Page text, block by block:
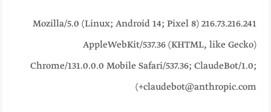
216.73.216.241 Mozilla/5.0 (Linux; Android 14; Pixel 8)
AppleWebKit/537.36 (KHTML, like Gecko)
Chrome/131.0.0.0 Mobile Safari/537.36; ClaudeBot/1.0;
+claudebot@anthropic.com)